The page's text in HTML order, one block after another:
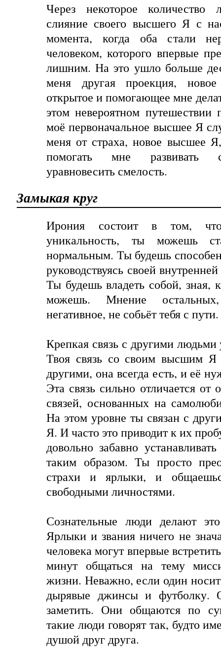
Через некоторое количество
слияние своего высшего Я с
момента, когда оба стали
человеком, которого впервые
лишним. На это ушло больше
меня другая проекция,
открытое и помогающее мне
этом невероятном
моё первоначальное высшее Я
меня от страха, новое высшее
помогать мне развивать
уравновесить смелость.
Замыкая круг
Ирония состоит в том,
уникальность, ты можешь
нормальным. Ты будешь
руководствуясь своей
Ты будешь владеть собой, зная,
можешь. Мнение
негативное, не собьёт тебя с пути.
Крепкая связь с другими людьми
Твоя связь со своим высшим
другими, она всегда есть, и её
Эта связь сильно отличается
связей, основанных на
На этом уровне ты связан с
Я. И часто это приводит к их
довольно забавно
таким образом. Ты просто
страхи и ярлыки, и
свободными личностями.
Сознательные люди делают
Ярлыки и звания ничего не
человека могут впервые
минут общаться на тему
жизни. Неважно, если один
дырявые джинсы и футболку.
заметить. Они общаются по
такие люди говорят так, будто
душой друг друга.